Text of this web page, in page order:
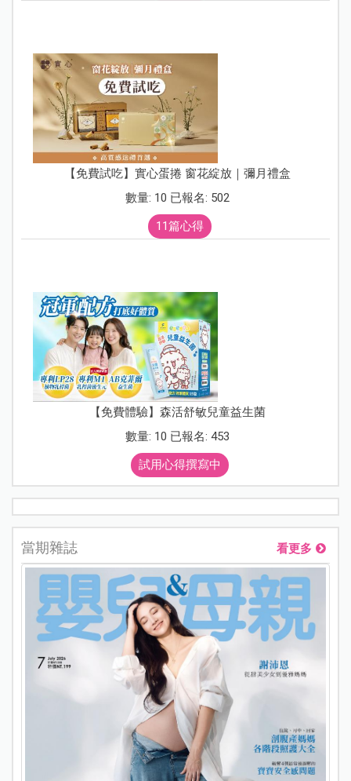
【免費試吃】實心蛋捲 窗花綻放｜彌月禮盒
數量: 10 已報名: 502
11篇心得
【免費體驗】森活舒敏兒童益生菌
數量: 10 已報名: 453
試用心得撰寫中
當期雜誌 看更多